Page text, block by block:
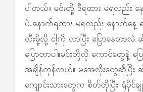
ပါတယ်။ မင်းတို့ ဒီရထား မရလည်း န
ပဲ..နောက်ရထား မရလည်း နောက်နေ့ ရ
လီးမို့လို့ ငါ့ကို လာပြီး ပြောနေတာလဲ
ပြောတာပါ။မင်းတို့လို ကောင်တွေနဲ့ ပြ
အချိန်ကုန်တယ်။ မအေလိုးတွေဆိုပြီး
ကျောင်းသားတွေက စိတ်တိုပြီး ရုံပိုင်